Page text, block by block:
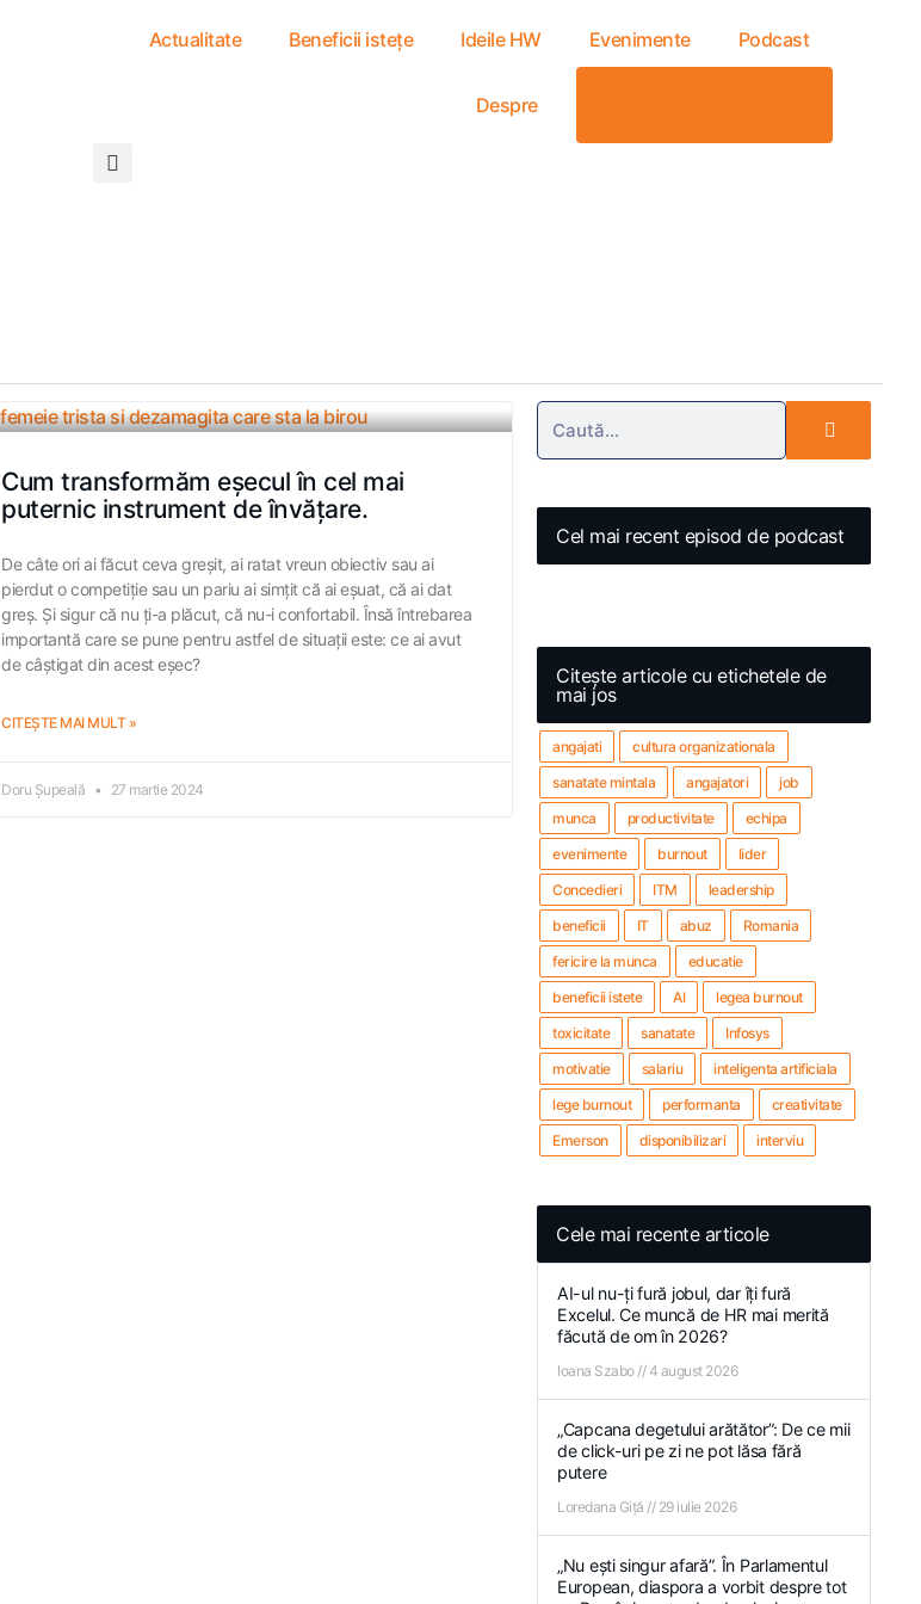
Actualitate Beneficii istețe Ideile HW Evenimente Podcast
Despre
Cum transformăm eșecul în cel mai
puternic instrument de învățare.
De câte ori ai făcut ceva greșit, ai ratat vreun obiectiv sau ai
pierdut o competiție sau un pariu ai simțit că ai eșuat, că ai dat
greș. Și sigur că nu ți-a plăcut, că nu-i confortabil. Însă întrebarea
importantă care se pune pentru astfel de situații este: ce ai avut
de câștigat din acest eșec?
CITEȘTE MAI MULT »
Doru Șupeală 27 martie 2024
Cel mai recent episod de podcast
Citește articole cu etichetele de
mai jos
angajati
cultura organizationala
sanatate mintala
angajatori
job
munca
productivitate
echipa
evenimente
burnout
lider
Concedieri
ITM
leadership
beneficii
IT abuz
Romania
fericire la munca
educatie
beneficii istete
AI
legea burnout
toxicitate
sanatate
Infosys
motivatie
salariu
inteligenta artificiala
lege burnout
performanta
creativitate
Emerson
disponibilizari interviu
Cele mai recente articole
AI-ul nu-ți fură jobul, dar îți fură
Excelul. Ce muncă de HR mai merită
făcută de om în 2026?
Ioana Szabo 4 august 2026
„Capcana degetului arătător”: De ce mii
de click-uri pe zi ne pot lăsa fără
putere
Loredana Giță 29 iulie 2026
„Nu ești singur afară”. În Parlamentul
European, diaspora a vorbit despre tot